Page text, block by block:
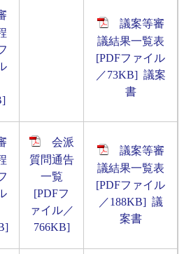
議案等審
議結果一覧表
[PDFファイル
／73KB] 議案
書
会派
質問通告
一覧
[PDFフ
ァイル／
766KB]
議案等審
議結果一覧表
[PDFファイル
／188KB] 議
案書